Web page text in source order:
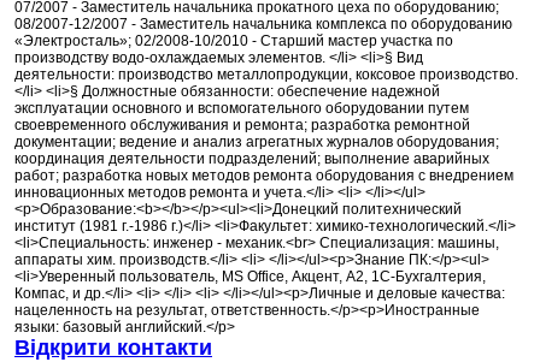
07/2007 - Заместитель начальника прокатного цеха по оборудованию;
08/2007-12/2007 - Заместитель начальника комплекса по оборудованию
«Электросталь»; 02/2008-10/2010 - Старший мастер участка по
производству водо-охлаждаемых элементов. </li> <li>§ Вид
деятельности: производство металлопродукции, коксовое производство.
</li> <li>§ Должностные обязанности: обеспечение надежной
эксплуатации основного и вспомогательного оборудовании путем
своевременного обслуживания и ремонта; разработка ремонтной
документации; ведение и анализ агрегатных журналов оборудования;
координация деятельности подразделений; выполнение аварийных
работ; разработка новых методов ремонта оборудования с внедрением
инновационных методов ремонта и учета.</li> <li> </li></ul>
<p>Образование:<b></b></p><ul><li>Донецкий политехнический
институт (1981 г.-1986 г.)</li> <li>Факультет: химико-технологический.</li>
<li>Специальность: инженер - механик.<br> Специализация: машины,
аппараты хим. производств.</li> <li> </li></ul><p>Знание ПК:</p><ul>
<li>Уверенный пользователь, MS Office, Акцент, А2, 1С-Бухгалтерия,
Компас, и др.</li> <li> </li> <li> </li></ul><p>Личные и деловые качества:
нацеленность на результат, ответственность.</p><p>Иностранные
языки: базовый английский.</p>
Відкрити контакти